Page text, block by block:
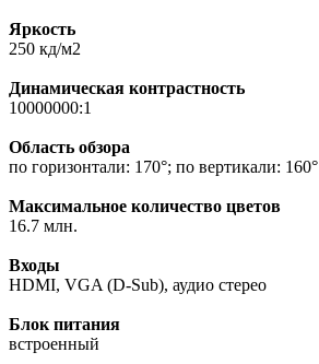
Яркость
250 кд/м2
Динамическая контрастность
10000000:1
Область обзора
по горизонтали: 170°; по вертикали: 160°
Максимальное количество цветов
16.7 млн.
Входы
HDMI, VGA (D-Sub), аудио стерео
Блок питания
встроенный